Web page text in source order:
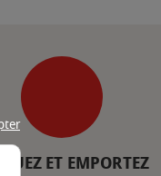
ET EMPORTEZ